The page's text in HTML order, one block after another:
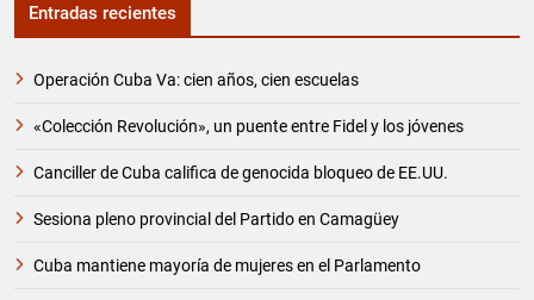
Entradas recientes
Operación Cuba Va: cien años, cien escuelas
«Colección Revolución», un puente entre Fidel y los jóvenes
Canciller de Cuba califica de genocida bloqueo de EE.UU.
Sesiona pleno provincial del Partido en Camagüey
Cuba mantiene mayoría de mujeres en el Parlamento